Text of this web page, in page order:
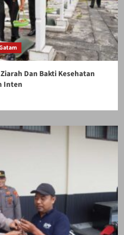
Dan Bakti Kesehatan
Inten